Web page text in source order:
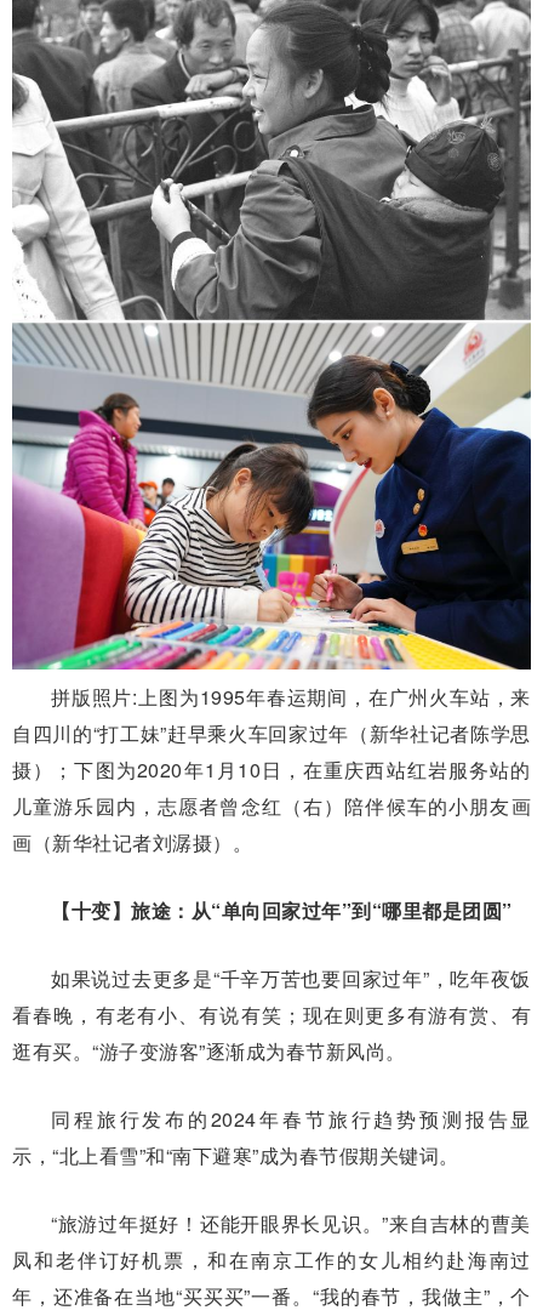
拼版照片:上图为1995年春运期间，在广州火车站，来
自四川的“打工妹”赶早乘火车回家过年（新华社记者陈学思
摄）；下图为2020年1月10日，在重庆西站红岩服务站的
儿童游乐园内，志愿者曾念红（右）陪伴候车的小朋友画
画（新华社记者刘潺摄）。
【十变】旅途：从“单向回家过年”到“哪里都是团圆”
如果说过去更多是“千辛万苦也要回家过年”，吃年夜饭
看春晚，有老有小、有说有笑；现在则更多有游有赏、有
逛有买。“游子变游客”逐渐成为春节新风尚。
同程旅行发布的2024年春节旅行趋势预测报告显
示，“北上看雪”和“南下避寒”成为春节假期关键词。
“旅游过年挺好！还能开眼界长见识。”来自吉林的曹美
凤和老伴订好机票，和在南京工作的女儿相约赴海南过
年，还准备在当地“买买买”一番。“我的春节，我做主”，个